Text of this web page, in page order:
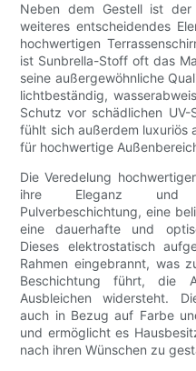
Neben dem Gestell ist
weiteres entscheidendes
hochwertigen
ist Sunbrella-Stoff oft das
seine außergewöhnliche
lichtbeständig,
Schutz vor schädlichen UV-
fühlt sich außerdem luxuriös
für hochwertige
Die Veredelung
ihre Eleganz und
Pulverbeschichtung, eine
eine dauerhafte und
Dieses elektrostatisch
Rahmen eingebrannt, was
Beschichtung führt, die
Ausbleichen widersteht.
auch in Bezug auf Farbe
und ermöglicht es
nach ihren Wünschen zu